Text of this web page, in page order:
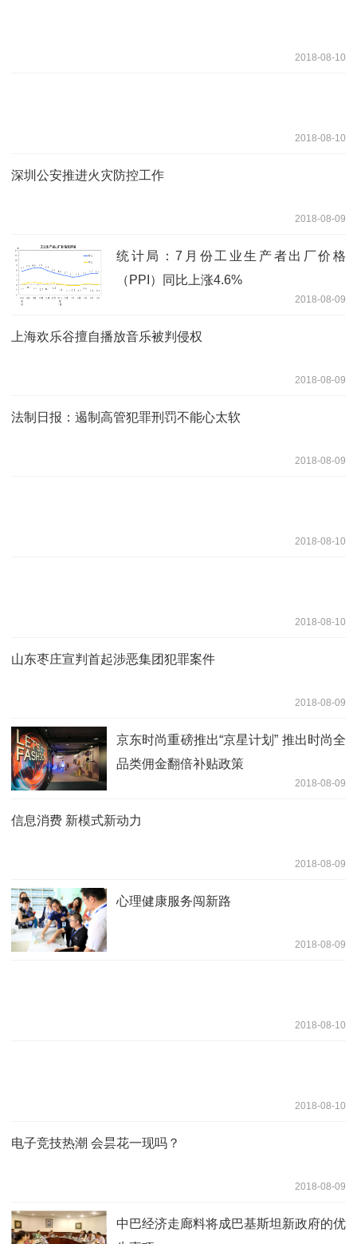
2018-08-10
2018-08-10
深圳公安推进火灾防控工作
2018-08-09
统计局：7月份工业生产者出厂价格
（PPI）同比上涨4.6%
2018-08-09
上海欢乐谷擅自播放音乐被判侵权
2018-08-09
法制日报：遏制高管犯罪刑罚不能心太软
2018-08-09
2018-08-10
2018-08-10
山东枣庄宣判首起涉恶集团犯罪案件
2018-08-09
京东时尚重磅推出“京星计划” 推出时尚全
品类佣金翻倍补贴政策
2018-08-09
信息消费 新模式新动力
2018-08-09
心理健康服务闯新路
2018-08-09
2018-08-10
2018-08-10
电子竞技热潮 会昙花一现吗？
2018-08-09
中巴经济走廊料将成巴基斯坦新政府的优